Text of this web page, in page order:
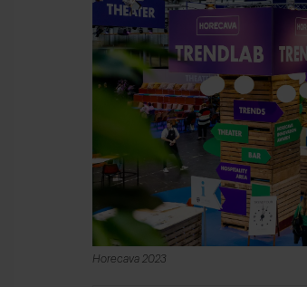
Horecava 2023